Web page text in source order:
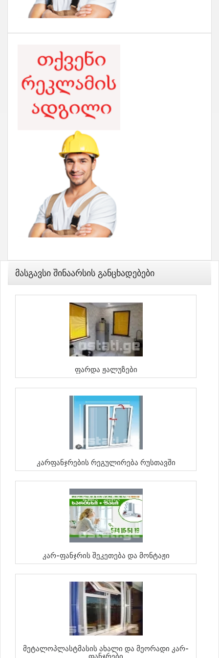
Მასგავსი Შინაარსის Განცხადებები
Ფარდა Ჟალუზები
Კარფანჯრების Რეგულირება Რუსთავში
Კარ-Ფანჯრის Შეკეთება Და Მონტაჟი
Მეტალოპლასტმასის Ახალი Და Მეორადი Კარ-
Ფანჯრები